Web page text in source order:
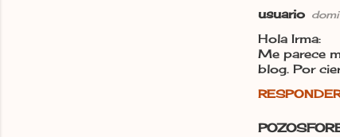
usuario
Hola Irma:
Me parece
blog. Por